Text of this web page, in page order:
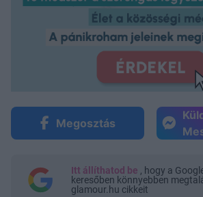
Megosztás
Itt állíthatod be , hogy a
keresőben könnyebben
glamour.hu cikkeit